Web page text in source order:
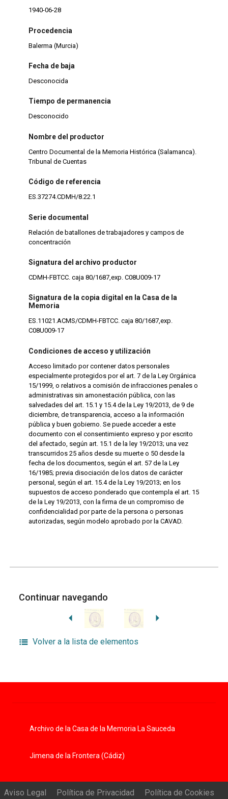
1940-06-28
Procedencia
Balerma (Murcia)
Fecha de baja
Desconocida
Tiempo de permanencia
Desconocido
Nombre del productor
Centro Documental de la Memoria Histórica (Salamanca).
Tribunal de Cuentas
Código de referencia
ES.37274.CDMH/8.22.1
Serie documental
Relación de batallones de trabajadores y campos de
concentración
Signatura del archivo productor
CDMH-FBTCC. caja 80/1687,exp. C08U009-17
Signatura de la copia digital en la Casa de la
Memoria
ES.11021.ACMS/CDMH-FBTCC. caja 80/1687,exp.
C08U009-17
Condiciones de acceso y utilización
Acceso limitado por contener datos personales
especialmente protegidos por el art. 7 de la Ley Orgánica
15/1999, o relativos a comisión de infracciones penales o
administrativas sin amonestación pública, con las
salvedades del art. 15.1 y 15.4 de la Ley 19/2013, de 9 de
diciembre, de transparencia, acceso a la información
pública y buen gobierno. Se puede acceder a este
documento con el consentimiento expreso y por escrito
del afectado, según art. 15.1 de la ley 19/2013; una vez
transcurridos 25 años desde su muerte o 50 desde la
fecha de los documentos, según el art. 57 de la Ley
16/1985; previa disociación de los datos de carácter
personal, según el art. 15.4 de la Ley 19/2013; en los
supuestos de acceso ponderado que contempla el art. 15
de la Ley 19/2013, con la firma de un compromiso de
confidencialidad por parte de la persona o personas
autorizadas, según modelo aprobado por la CAVAD.
Continuar navegando
Volver a la lista de elementos
Archivo de la Casa de la Memoria La Sauceda
Jimena de la Frontera (Cádiz)
Aviso Legal Política de Privacidad Política de Cookies